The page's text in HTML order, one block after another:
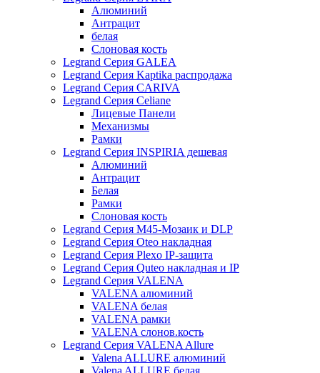
Алюминий
Антрацит
белая
Слоновая кость
Legrand Серия GALEA
Legrand Серия Kaptika распродажа
Legrand Серия CARIVA
Legrand Серия Celiane
Лицевые Панели
Механизмы
Рамки
Legrand Серия INSPIRIA дешевая
Алюминий
Антрацит
Белая
Рамки
Слоновая кость
Legrand Серия M45-Мозаик и DLP
Legrand Серия Oteo накладная
Legrand Серия Plexo IP-защита
Legrand Серия Quteo накладная и IP
Legrand Серия VALENA
VALENA алюминий
VALENA белая
VALENA рамки
VALENA слонов.кость
Legrand Серия VALENA Allure
Valena ALLURE алюминий
Valena ALLURE белая